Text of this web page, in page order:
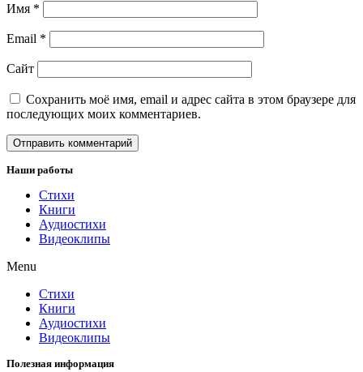
Имя *
Email *
Сайт
Сохранить моё имя, email и адрес сайта в этом браузере для
последующих моих комментариев.
Наши работы
Стихи
Книги
Аудиостихи
Видеоклипы
Menu
Стихи
Книги
Аудиостихи
Видеоклипы
Полезная информация